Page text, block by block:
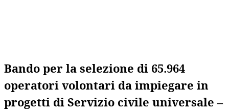
Bando per la selezione di 65.964
operatori volontari da impiegare in
progetti di Servizio civile universale –